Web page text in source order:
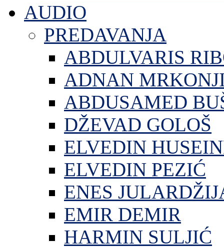
AUDIO
PREDAVANJA
ABDULVARIS
ADNAN
ABDUSAMED
DŽEVAD GOLOŠ
ELVEDIN
ELVEDIN PEZIĆ
ENES
EMIR DEMIR
HARMIN SULJIĆ